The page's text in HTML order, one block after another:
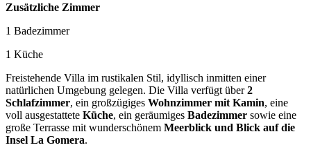
Zusätzliche Zimmer
1 Badezimmer
1 Küche
Freistehende Villa im rustikalen Stil, idyllisch inmitten einer
natürlichen Umgebung gelegen. Die Villa verfügt über2
Schlafzimmer, ein großzügiges Wohnzimmer mit Kamin, eine
voll ausgestattete Küche, ein geräumiges Badezimmer sowie eine
große Terrasse mit wunderschönem Meerblick und Blick auf die
Insel La Gomera.